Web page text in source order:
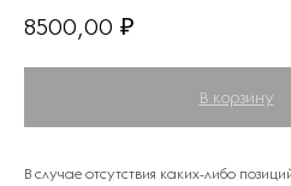
8500,00 ₽
В корзину
В случае отсутствия каких-либо